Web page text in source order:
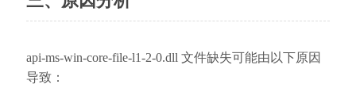
api-ms-win-core-file-l1-2-0.dll 文件缺失可能由以下原因
导致：